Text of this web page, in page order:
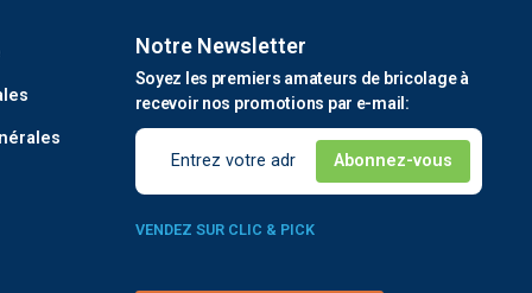
Notre Newsletter
Soyez les premiers amateurs de bricolage à
recevoir nos promotions par e-mail:
VENDEZ SUR CLIC & PICK